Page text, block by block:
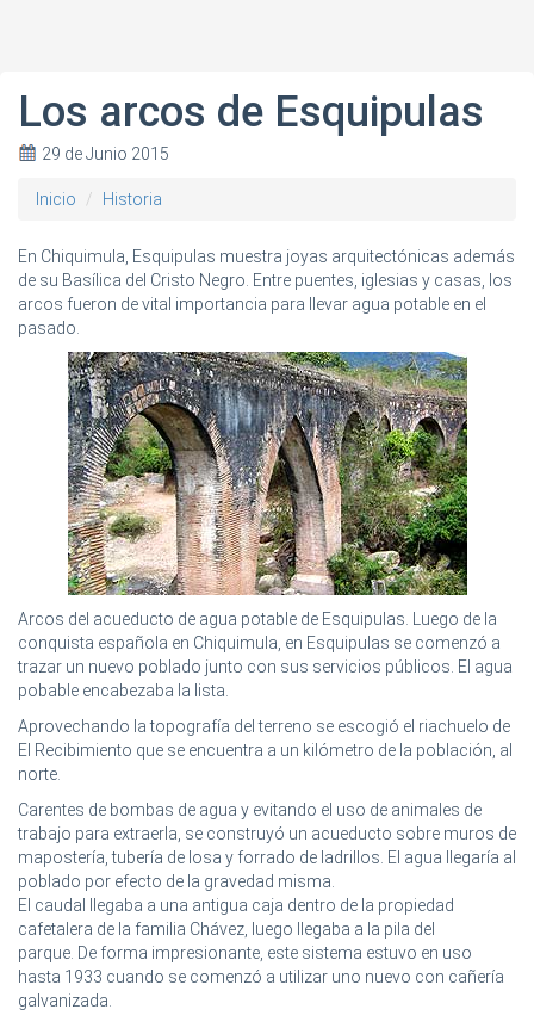
Los arcos de Esquipulas
29 de Junio 2015
Inicio Historia
En Chiquimula, Esquipulas muestra joyas arquitectónicas además
de su Basílica del Cristo Negro. Entre puentes, iglesias y casas, los
arcos fueron de vital importancia para llevar agua potable en el
pasado.
Arcos del acueducto de agua potable de Esquipulas. Luego de la
conquista española en Chiquimula, en Esquipulas se comenzó a
trazar un nuevo poblado junto con sus servicios públicos. El agua
pobable encabezaba la lista.
Aprovechando la topografía del terreno se escogió el riachuelo de
El Recibimiento que se encuentra a un kilómetro de la población, al
norte.
Carentes de bombas de agua y evitando el uso de animales de
trabajo para extraerla, se construyó un acueducto sobre muros de
mapostería, tubería de losa y forrado de ladrillos. El agua llegaría al
poblado por efecto de la gravedad misma.
El caudal llegaba a una antigua caja dentro de la propiedad
cafetalera de la familia Chávez, luego llegaba a la pila del
parque. De forma impresionante, este sistema estuvo en uso
hasta 1933 cuando se comenzó a utilizar uno nuevo con cañería
galvanizada.